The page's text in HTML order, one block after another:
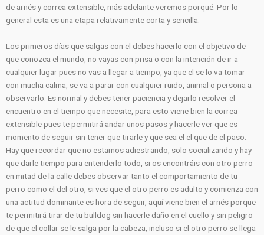
de arnés y correa extensible, más adelante veremos porqué. Por lo
general esta es una etapa relativamente corta y sencilla.
Los primeros días que salgas con el debes hacerlo con el objetivo de
que conozca el mundo, no vayas con prisa o con la intención de ir a
cualquier lugar pues no vas a llegar a tiempo, ya que el se lo va tomar
con mucha calma, se va a parar con cualquier ruido, animal o persona a
observarlo. Es normal y debes tener paciencia y dejarlo resolver el
encuentro en el tiempo que necesite, para esto viene bien la correa
extensible pues te permitirá andar unos pasos y hacerle ver que es
momento de seguir sin tener que tirarle y que sea el el que de el paso.
Hay que recordar que no estamos adiestrando, solo socializando y hay
que darle tiempo para entenderlo todo, si os encontráis con otro perro
en mitad de la calle debes observar tanto el comportamiento de tu
perro como el del otro, si ves que el otro perro es adulto y comienza con
una actitud dominante es hora de seguir, aquí viene bien el arnés porque
te permitirá tirar de tu bulldog sin hacerle daño en el cuello y sin peligro
de que el collar se le salga por la cabeza, incluso si el otro perro se llega